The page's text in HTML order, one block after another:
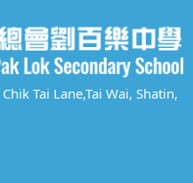
Tai Lane,Tai Wai, Shatin,